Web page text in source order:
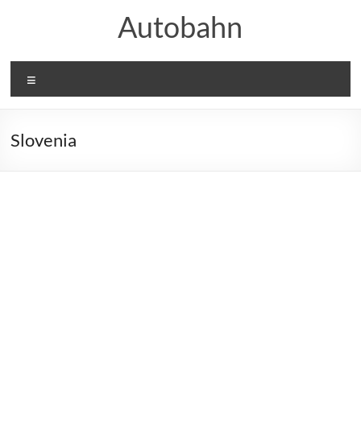
Autobahn
Slovenia